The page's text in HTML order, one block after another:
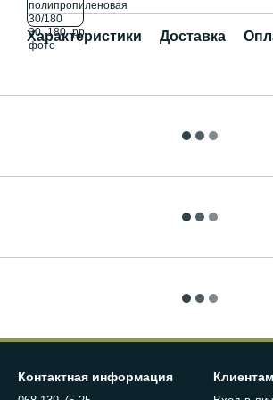
Характеристики Доставка
Контактная информация Клиентам